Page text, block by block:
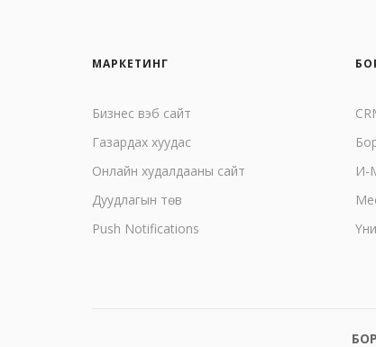
МАРКЕТИНГ
Бизнес вэб сайт
Газардах хуудас
Онлайн худалдааны сайт
Дуудлагын төв
Push Notifications
И-